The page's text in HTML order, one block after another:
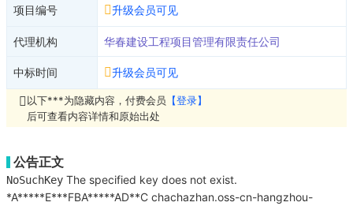
项目编号 升级会员可见
代理机构 华春建设工程项目管理有限责任公司
中标时间 升级会员可见
以下***为隐藏内容，付费会员 【登录】
后可查看内容详情和原始出处
公告正文
NoSuchKey The specified key does not exist.
*A*****E***FBA*****AD**C chachazhan.oss-cn-hangzhou-